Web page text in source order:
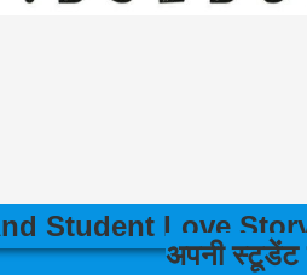
Student Love
अपनी स्टूडेंट